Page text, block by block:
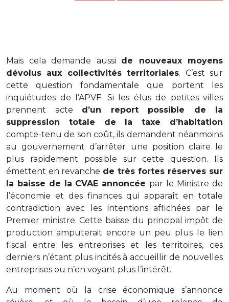
Mais cela demande aussi de nouveaux moyens
dévolus aux collectivités territoriales. C’est sur
cette question fondamentale que portent les
inquiétudes de l’APVF. Si les élus de petites villes
prennent acte d’un report possible de la
suppression totale de la taxe d’habitation
compte-tenu de son coût, ils demandent néanmoins
au gouvernement d’arrêter une position claire le
plus rapidement possible sur cette question. Ils
émettent en revanche de très fortes réserves sur
la baisse de la CVAE annoncée par le Ministre de
l’économie et des finances qui apparaît en totale
contradiction avec les intentions affichées par le
Premier ministre. Cette baisse du principal impôt de
production amputerait encore un peu plus le lien
fiscal entre les entreprises et les territoires, ces
derniers n’étant plus incités à accueillir de nouvelles
entreprises ou n’en voyant plus l’intérêt.
Au moment où la crise économique s’annonce